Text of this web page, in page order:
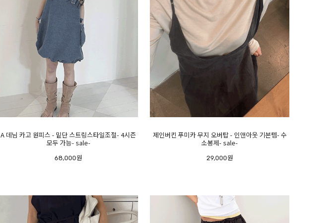
A 데님 카고 원피스 - 밑단 스트링스타일조절- 4시즌
모두 가능- sale-
68,000원
제인버킨 푸미카 무지 오버탑 - 인앤아웃 기본템- 수
소봉제- sale-
29,000원